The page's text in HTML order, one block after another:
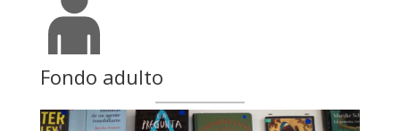
Fondo adulto